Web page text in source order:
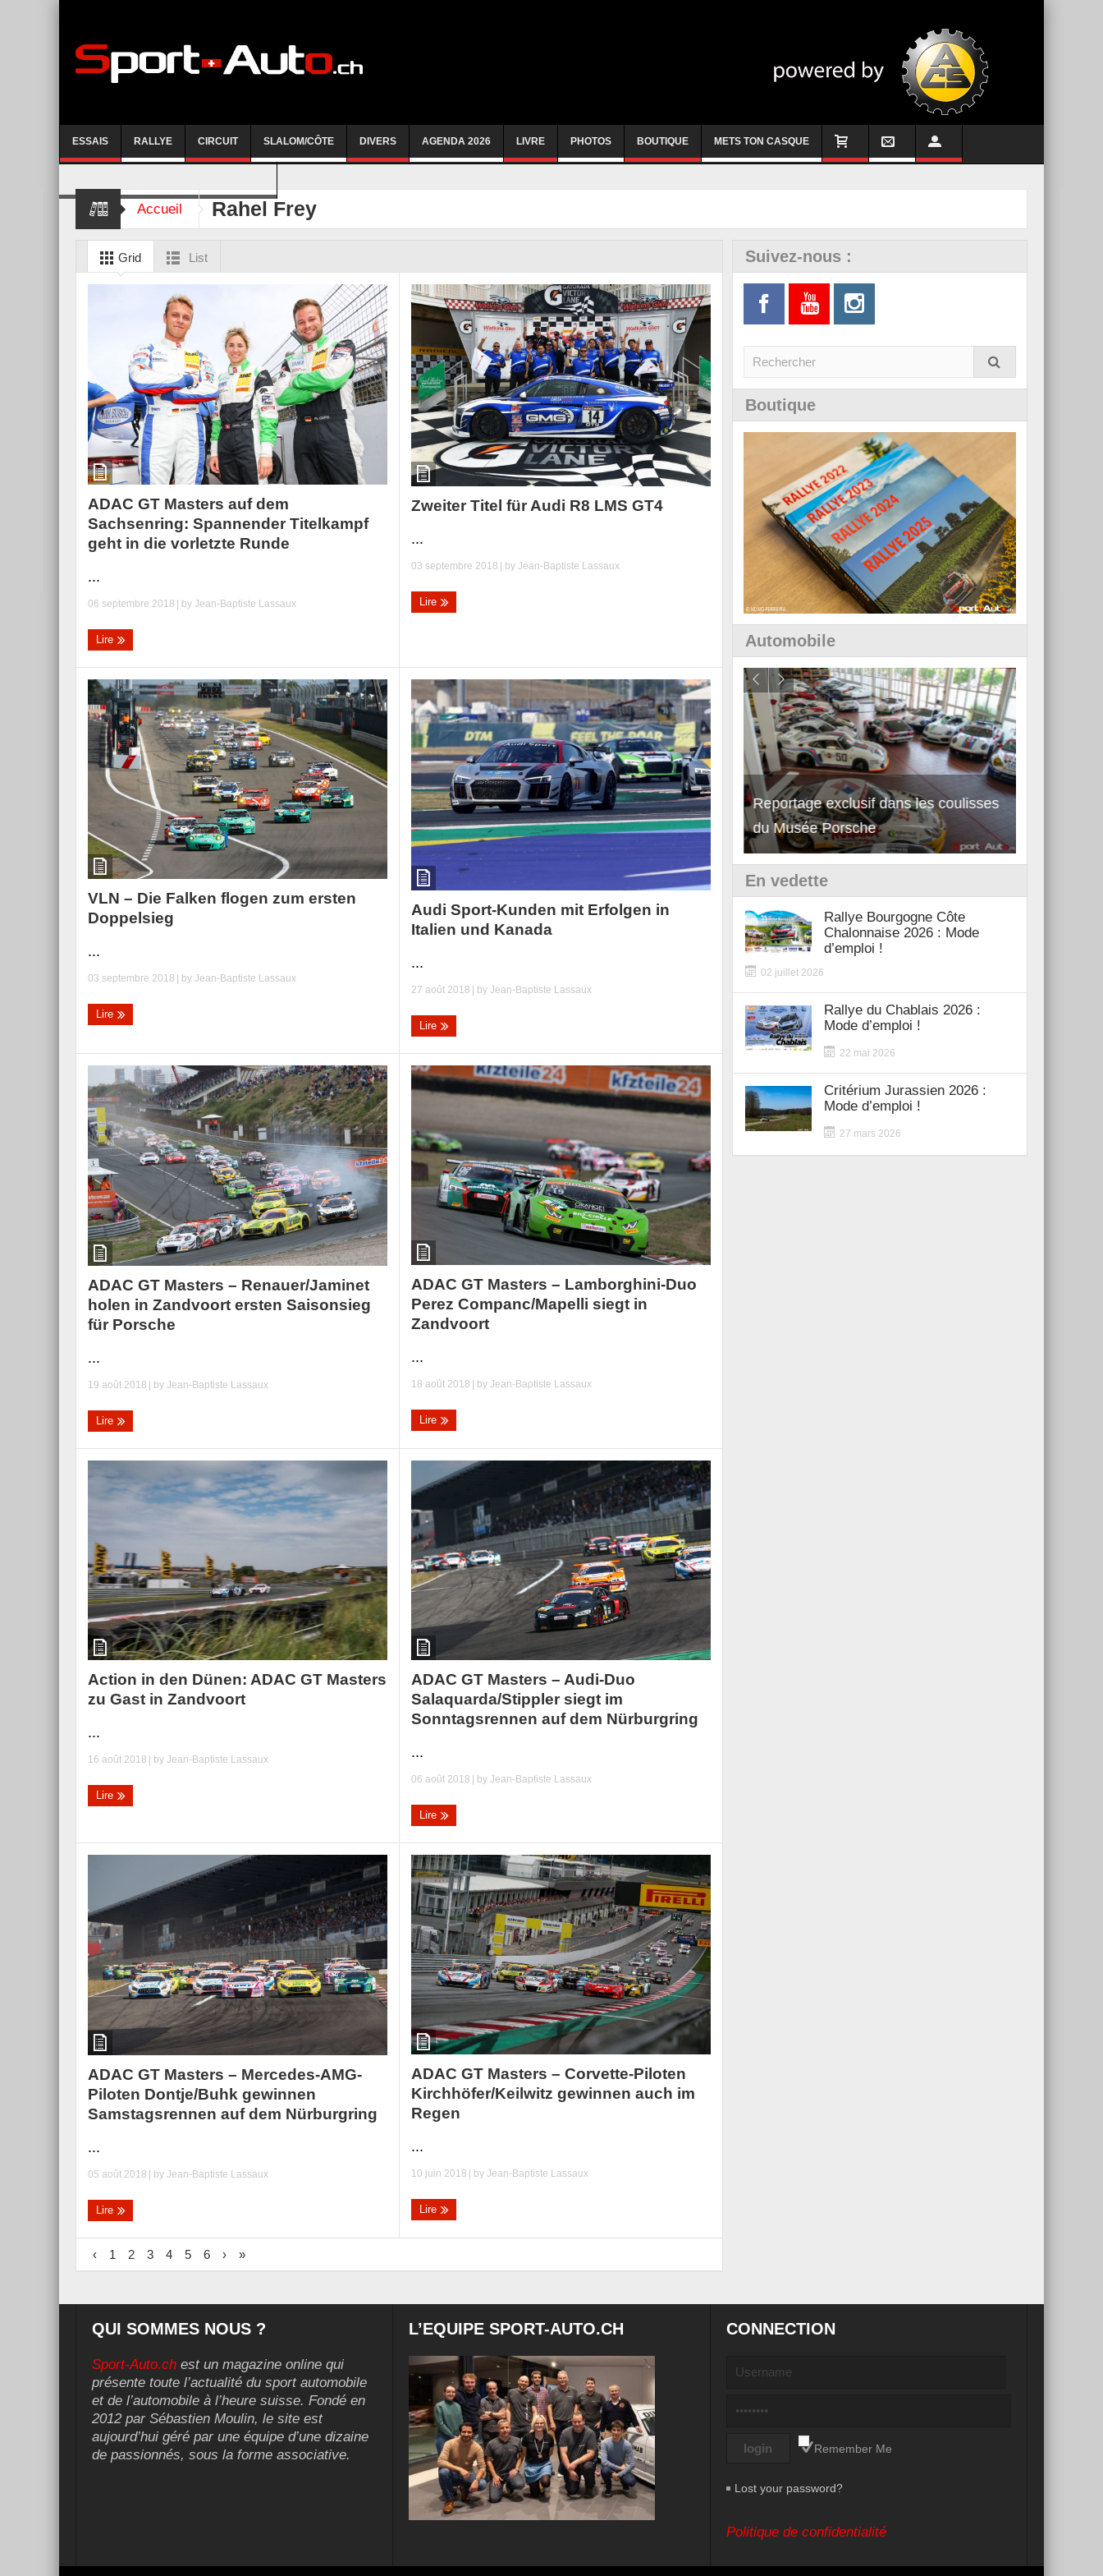
ESSAIS RALLYE CIRCUIT SLALOM/CÔTE DIVERS AGENDA 2026 LIVRE PHOTOS BOUTIQUE METS TON CASQUE
Accueil Rahel Frey
Grid List
ADAC GT Masters auf dem
Sachsenring: Spannender Titelkampf
geht in die vorletzte Runde
...
06 septembre 2018 | by Jean-Baptiste Lassaux
Lire
Zweiter Titel für Audi R8 LMS GT4
...
03 septembre 2018 | byJean-Baptiste Lassaux
Lire
VLN – Die Falken flogen zum ersten
Doppelsieg
...
03 septembre 2018 | by Jean-Baptiste Lassaux
Lire
Audi Sport-Kunden mit Erfolgen in
Italien und Kanada
...
27 août 2018 | byJean-Baptiste Lassaux
Lire
ADAC GT Masters – Renauer/Jaminet
holen in Zandvoort ersten Saisonsieg
für Porsche
...
19 août 2018 | by Jean-Baptiste Lassaux
Lire
ADAC GT Masters – Lamborghini-Duo
Perez Companc/Mapelli siegt in
Zandvoort
...
18 août 2018 | byJean-Baptiste Lassaux
Lire
Action in den Dünen: ADAC GT Masters
zu Gast in Zandvoort
...
16 août 2018 | by Jean-Baptiste Lassaux
Lire
ADAC GT Masters – Audi-Duo
Salaquarda/Stippler siegt im
Sonntagsrennen auf dem Nürburgring
...
06 août 2018 | byJean-Baptiste Lassaux
Lire
ADAC GT Masters – Mercedes-AMG-
Piloten Dontje/Buhk gewinnen
Samstagsrennen auf dem Nürburgring
...
05 août 2018 | by Jean-Baptiste Lassaux
Lire
ADAC GT Masters – Corvette-Piloten
Kirchhöfer/Keilwitz gewinnen auch im
Regen
...
10 juin 2018 | byJean-Baptiste Lassaux
Lire
‹ 1 2 3 4 5 6 › »
Suivez-nous :
Boutique
Automobile
Essai – Morgan Supersport
Reportage exclusif dans les coulisses
du Musée Porsche
Découverte de la nouvelle Ferrari
12Cilindri Manuale
En vedette
Rallye Bourgogne Côte
Chalonnaise 2026 : Mode
d’emploi !
02 juillet 2026
Rallye du Chablais 2026 :
Mode d’emploi !
22 mai 2026
Critérium Jurassien 2026 :
Mode d’emploi !
27 mars 2026
QUI SOMMES NOUS ?
Sport-Auto.ch est un magazine online qui
présente toute l’actualité du sport automobile
et de l’automobile à l’heure suisse. Fondé en
2012 par Sébastien Moulin, le site est
aujourd’hui géré par une équipe d’une dizaine
de passionnés, sous la forme associative.
L’EQUIPE SPORT-AUTO.CH CONNECTION
Remember Me
Lost your password?
Politique de confidentialité